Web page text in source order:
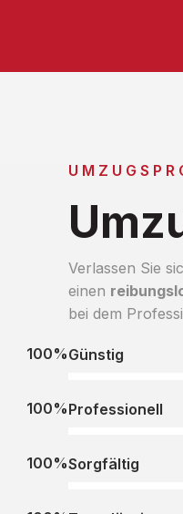
Verlassen Sie
einen
bei dem
Günstig
100%
Professionell
100%
Sorgfältig
100%